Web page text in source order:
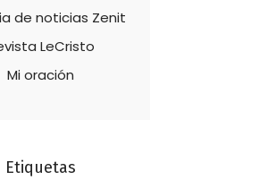
de noticias Zenit
LeCristo
Mi oración
Etiquetas